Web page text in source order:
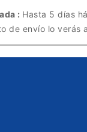
: Hasta 5 días
de envío lo verás